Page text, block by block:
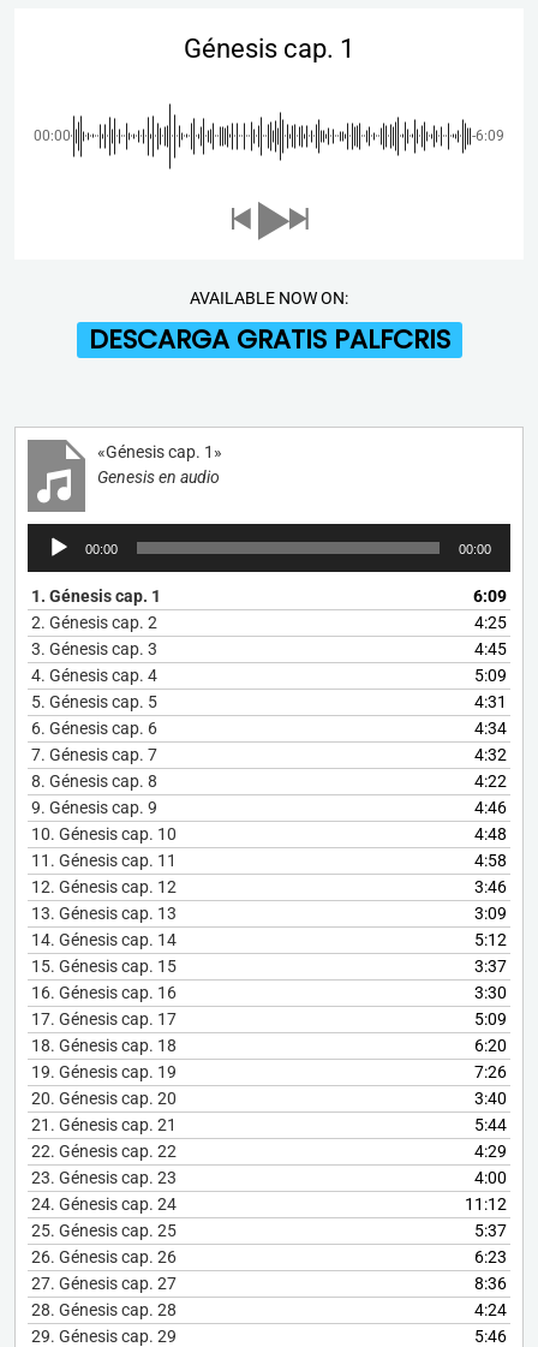
Génesis cap. 1
00:00 -6:09
AVAILABLE NOW ON:
DESCARGA GRATIS PALFCRIS
«Génesis cap. 1»
Genesis en audio
Reproductor
audio
00:00 00:00
1. Génesis cap. 1
6:09
2. Génesis cap. 2
4:25
3. Génesis cap. 3
4:45
4. Génesis cap. 4
5:09
5. Génesis cap. 5
4:31
6. Génesis cap. 6
4:34
7. Génesis cap. 7
4:32
8. Génesis cap. 8
4:22
9. Génesis cap. 9
4:46
10. Génesis cap. 10
4:48
11. Génesis cap. 11
4:58
12. Génesis cap. 12
3:46
13. Génesis cap. 13
3:09
14. Génesis cap. 14
5:12
15. Génesis cap. 15
3:37
16. Génesis cap. 16
3:30
17. Génesis cap. 17
5:09
18. Génesis cap. 18
6:20
19. Génesis cap. 19
7:26
20. Génesis cap. 20
3:40
21. Génesis cap. 21
5:44
22. Génesis cap. 22
4:29
23. Génesis cap. 23
4:00
24. Génesis cap. 24
11:12
25. Génesis cap. 25
5:37
26. Génesis cap. 26
6:23
27. Génesis cap. 27
8:36
28. Génesis cap. 28
4:24
29. Génesis cap. 29
5:46